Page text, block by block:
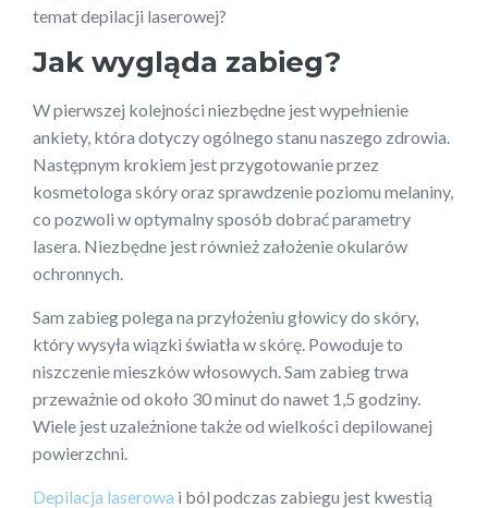
temat depilacji laserowej?
Jak wygląda zabieg?
W pierwszej kolejności niezbędne jest wypełnienie
ankiety, która dotyczy ogólnego stanu naszego zdrowia.
Następnym krokiem jest przygotowanie przez
kosmetologa skóry oraz sprawdzenie poziomu melaniny,
co pozwoli w optymalny sposób dobrać parametry
lasera. Niezbędne jest również założenie okularów
ochronnych.
Sam zabieg polega na przyłożeniu głowicy do skóry,
który wysyła wiązki światła w skórę. Powoduje to
niszczenie mieszków włosowych. Sam zabieg trwa
przeważnie od około 30 minut do nawet 1,5 godziny.
Wiele jest uzależnione także od wielkości depilowanej
powierzchni.
Depilacja laserowa i ból podczas zabiegu jest kwestią